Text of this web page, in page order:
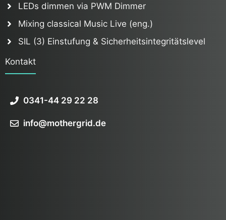
LEDs dimmen via PWM Dimmer
Mixing classical Music Live (eng.)
SIL (3) Einstufung & Sicherheitsintegritätslevel
Kontakt
0341-44 29 22 28
info@mothergrid.de